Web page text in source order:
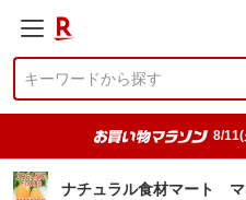
8/
ナチュラル食材マート